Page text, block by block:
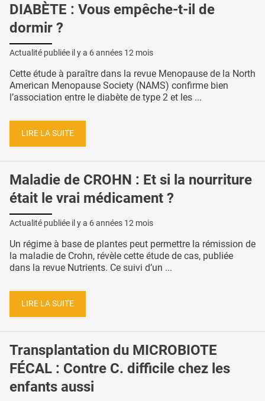
DIABÈTE : Vous empêche-t-il de
dormir ?
Actualité publiée il y a 6 années 12 mois
Cette étude à paraître dans la revue Menopause de la North
American Menopause Society (NAMS) confirme bien
l’association entre le diabète de type 2 et les ...
LIRE LA SUITE
Maladie de CROHN : Et si la nourriture
était le vrai médicament ?
Actualité publiée il y a 6 années 12 mois
Un régime à base de plantes peut permettre la rémission de
la maladie de Crohn, révèle cette étude de cas, publiée
dans la revue Nutrients. Ce suivi d’un ...
LIRE LA SUITE
Transplantation du MICROBIOTE
FÉCAL : Contre C. difficile chez les
enfants aussi